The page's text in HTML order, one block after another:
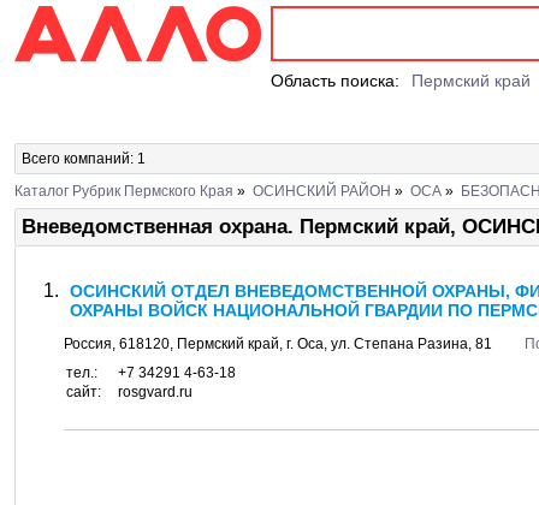
Область поиска: Пермский край
Всего компаний: 1
Каталог Рубрик Пермского Края » ОСИНСКИЙ РАЙОН » ОСА »
Вневедомственная охрана. Пермский край,
ОСИНСКИЙ ОТДЕЛ ВНЕВЕДОМСТВЕННОЙ ОХРАНЫ,
ОХРАНЫ ВОЙСК НАЦИОНАЛЬНОЙ ГВАРДИИ ПО
Россия, 618120, Пермский край, г. Оса, ул. Степана Разина, 81
тел.:
+7 34291 4-63-18
сайт:
rosgvard.ru